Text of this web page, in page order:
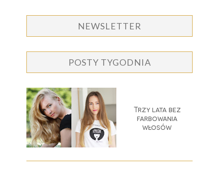
NEWSLETTER
POSTY TYGODNIA
Trzy lata bez
farbowania
włosów